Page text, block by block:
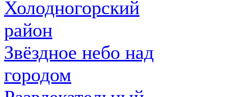
Холодногорский
район
Звёздное небо над
городом